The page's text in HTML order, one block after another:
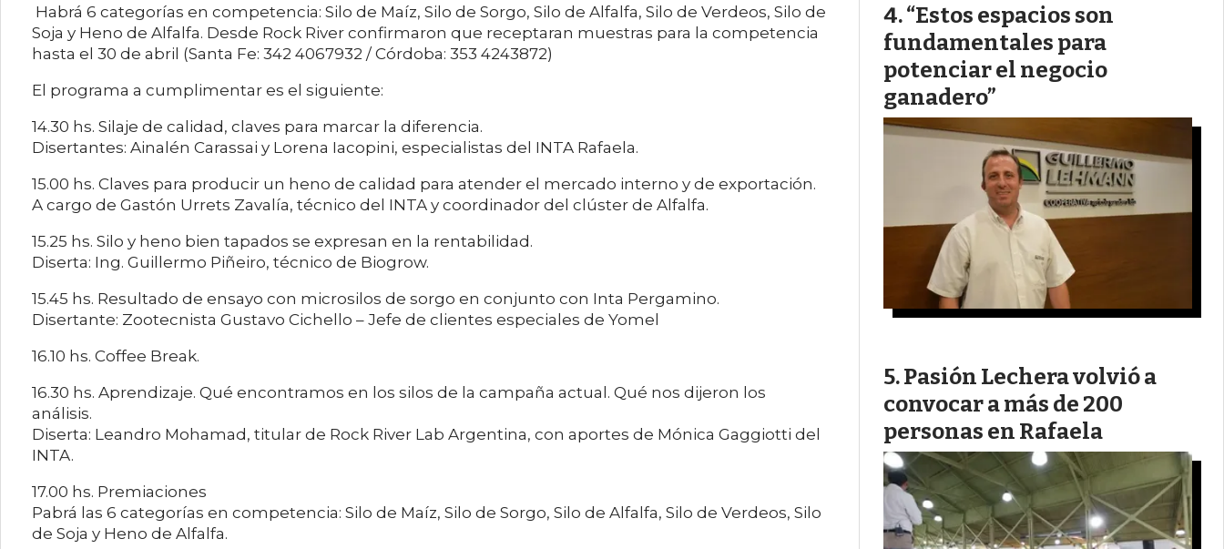
Habrá 6 categorías en competencia: Silo de Maíz, Silo de Sorgo, Silo de Alfalfa, Silo de Verdeos, Silo de
Soja y Heno de Alfalfa. Desde Rock River confirmaron que receptaran muestras para la competencia
hasta el 30 de abril (Santa Fe: 342 4067932 / Córdoba: 353 4243872)
El programa a cumplimentar es el siguiente:
14.30 hs. Silaje de calidad, claves para marcar la diferencia.
Disertantes: Ainalén Carassai y Lorena Iacopini, especialistas del INTA Rafaela.
15.00 hs. Claves para producir un heno de calidad para atender el mercado interno y de exportación.
A cargo de Gastón Urrets Zavalía, técnico del INTA y coordinador del clúster de Alfalfa.
15.25 hs. Silo y heno bien tapados se expresan en la rentabilidad.
Diserta: Ing. Guillermo Piñeiro, técnico de Biogrow.
15.45 hs. Resultado de ensayo con microsilos de sorgo en conjunto con Inta Pergamino.
Disertante: Zootecnista Gustavo Cichello – Jefe de clientes especiales de Yomel
16.10 hs. Coffee Break.
16.30 hs. Aprendizaje. Qué encontramos en los silos de la campaña actual. Qué nos dijeron los
análisis.
Diserta: Leandro Mohamad, titular de Rock River Lab Argentina, con aportes de Mónica Gaggiotti del
INTA.
17.00 hs. Premiaciones
Pabrá las 6 categorías en competencia: Silo de Maíz, Silo de Sorgo, Silo de Alfalfa, Silo de Verdeos, Silo
de Soja y Heno de Alfalfa.
“Estos espacios son
fundamentales para
potenciar el negocio
ganadero”
Pasión Lechera volvió a
convocar a más de 200
personas en Rafaela